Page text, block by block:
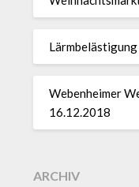
Webenheimer
16.12.2018
ARCHIV